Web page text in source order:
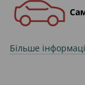
Більше